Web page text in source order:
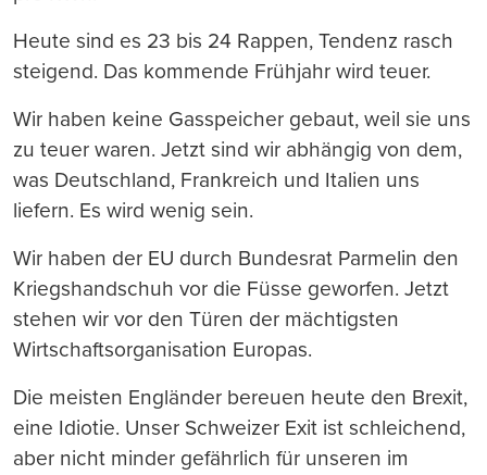
Heute sind es 23 bis 24 Rappen, Tendenz rasch
steigend. Das kommende Frühjahr wird teuer.
Wir haben keine Gasspeicher gebaut, weil sie uns
zu teuer waren. Jetzt sind wir abhängig von dem,
was Deutschland, Frankreich und Italien uns
liefern. Es wird wenig sein.
Wir haben der EU durch Bundesrat Parmelin den
Kriegshandschuh vor die Füsse geworfen. Jetzt
stehen wir vor den Türen der mächtigsten
Wirtschaftsorganisation Europas.
Die meisten Engländer bereuen heute den Brexit,
eine Idiotie. Unser Schweizer Exit ist schleichend,
aber nicht minder gefährlich für unseren im